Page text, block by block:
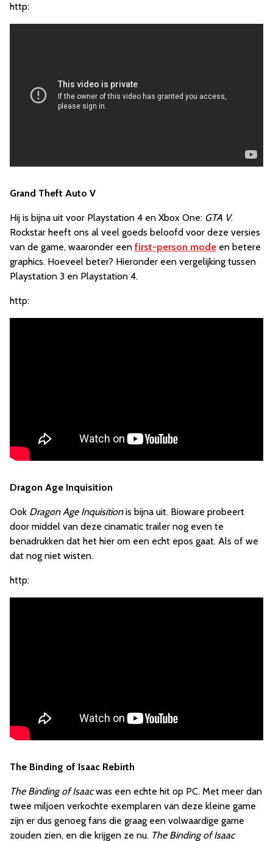
http:
Grand Theft Auto V
Hij is bijna uit voor Playstation 4 en Xbox One: GTA V.
Rockstar heeft ons al veel goeds beloofd voor deze versies
van de game, waaronder een first-person mode en betere
graphics. Hoeveel beter? Hieronder een vergelijking tussen
Playstation 3 en Playstation 4.
http:
Dragon Age Inquisition
Ook Dragon Age Inquisitionis bijna uit. Bioware probeert
door middel van deze cinamatic trailer nog even te
benadrukken dat het hier om een echt epos gaat. Als of we
dat nog niet wisten.
http:
The Binding of Isaac Rebirth
The Binding of Isaacwas een echte hit op PC. Met meer dan
twee miljoen verkochte exemplaren van deze kleine game
zijn er dus genoeg fans die graag een volwaardige game
zouden zien, en die krijgen ze nu. The Binding of Isaac